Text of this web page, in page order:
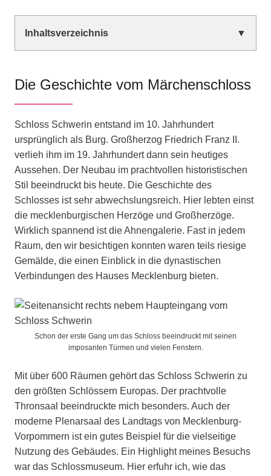
Inhaltsverzeichnis
Die Geschichte vom Märchenschloss
Schloss Schwerin entstand im 10. Jahrhundert
ursprünglich als Burg. Großherzog Friedrich Franz II.
verlieh ihm im 19. Jahrhundert dann sein heutiges
Aussehen. Der Neubau im prachtvollen historistischen
Stil beeindruckt bis heute. Die Geschichte des
Schlosses ist sehr abwechslungsreich. Hier lebten einst
die mecklenburgischen Herzöge und Großherzöge.
Wirklich spannend ist die Ahnengalerie. Fast in jedem
Raum, den wir besichtigen konnten waren teils riesige
Gemälde, die einen Einblick in die dynastischen
Verbindungen des Hauses Mecklenburg bieten.
Schon der erste Gang um das Schloss beeindruckt mit seinen
imposanten Türmen und vielen Fenstern.
Mit über 600 Räumen gehört das Schloss Schwerin zu
den größten Schlössern Europas. Der prachtvolle
Thronsaal beeindruckte mich besonders. Auch der
moderne Plenarsaal des Landtags von Mecklenburg-
Vorpommern ist ein gutes Beispiel für die vielseitige
Nutzung des Gebäudes. Ein Highlight meines Besuchs
war das Schlossmuseum. Hier erfuhr ich, wie das